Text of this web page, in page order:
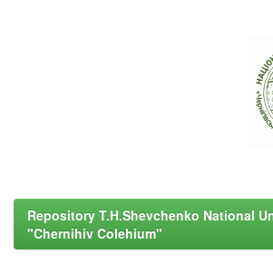
Repository T.H.Shevchenko National
"Chernihiv Colehium"